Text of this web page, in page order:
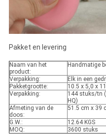
Pakket en levering
Naam van het
product:
Handmatige
Verpakking:
Elk in een
Pakketgrootte:
10.5 x 5,0 x
Verpakking:
144 stuks/tn
HQ)
Afmeting van de
doos:
51.5 cm x 39
G.W.:
12.64 KGS
MOQ:
3600 stuks